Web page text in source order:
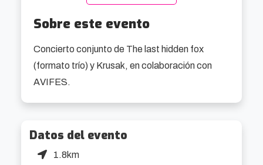
Sobre este evento
Concierto conjunto de The last hidden fox
(formato trío) y Krusak, en colaboración con
AVIFES.
Datos del evento
1.8km